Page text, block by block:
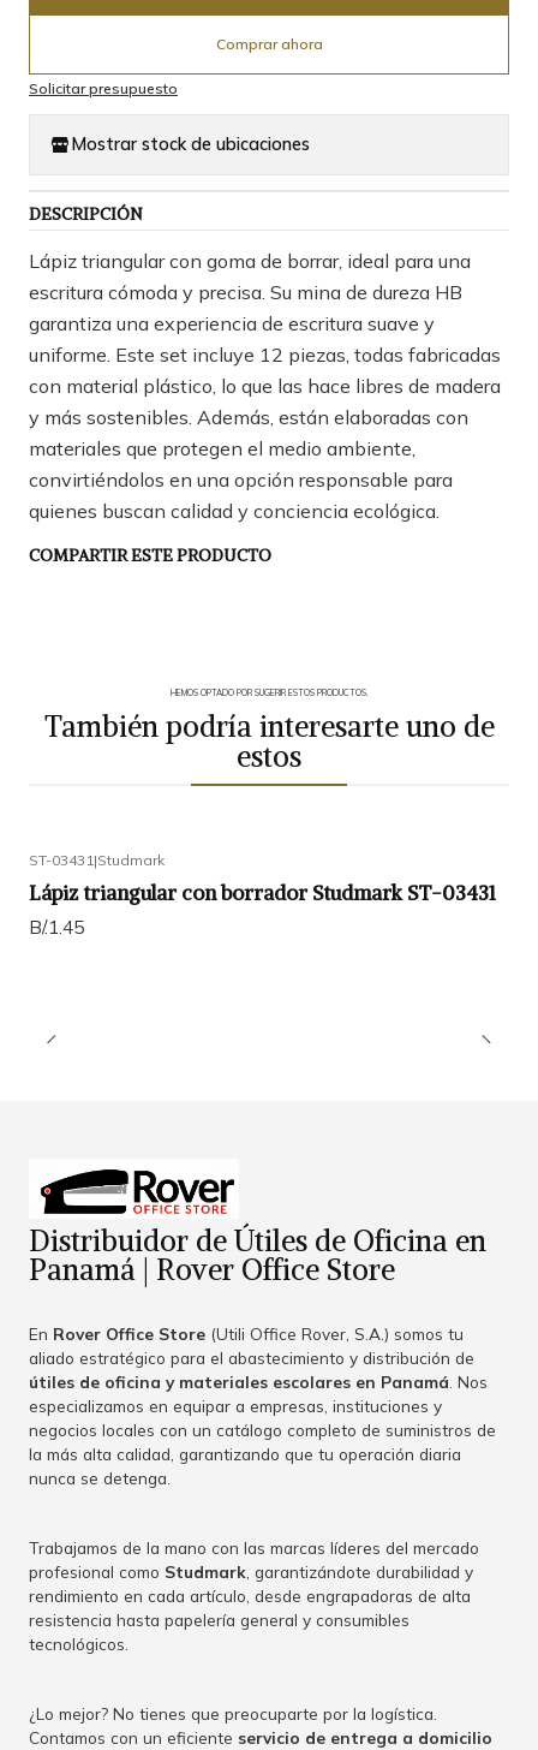
Comprar ahora
Solicitar presupuesto
Mostrar stock de ubicaciones
DESCRIPCIÓN
Lápiz triangular con goma de borrar, ideal para una
escritura cómoda y precisa. Su mina de dureza HB
garantiza una experiencia de escritura suave y
uniforme. Este set incluye 12 piezas, todas fabricadas
con material plástico, lo que las hace libres de madera
y más sostenibles. Además, están elaboradas con
materiales que protegen el medio ambiente,
convirtiéndolos en una opción responsable para
quienes buscan calidad y conciencia ecológica.
COMPARTIR ESTE PRODUCTO
HEMOS OPTADO POR SUGERIR ESTOS PRODUCTOS.
También podría interesarte uno de
estos
ST-03431 |Studmark
Lápiz triangular con borrador Studmark ST-03431
B/.1.45
Distribuidor de Útiles de Oficina en
Panamá | Rover Office Store
En Rover Office Store (Utili Office Rover, S.A.) somos tu
aliado estratégico para el abastecimiento y distribución de
útiles de oficina y materiales escolares en Panamá . Nos
especializamos en equipar a empresas, instituciones y
negocios locales con un catálogo completo de suministros de
la más alta calidad, garantizando que tu operación diaria
nunca se detenga.
Trabajamos de la mano con las marcas líderes del mercado
profesional como Studmark , garantizándote durabilidad y
rendimiento en cada artículo, desde engrapadoras de alta
resistencia hasta papelería general y consumibles
tecnológicos.
¿Lo mejor? No tienes que preocuparte por la logística.
Contamos con un eficiente servicio de entrega a domicilio